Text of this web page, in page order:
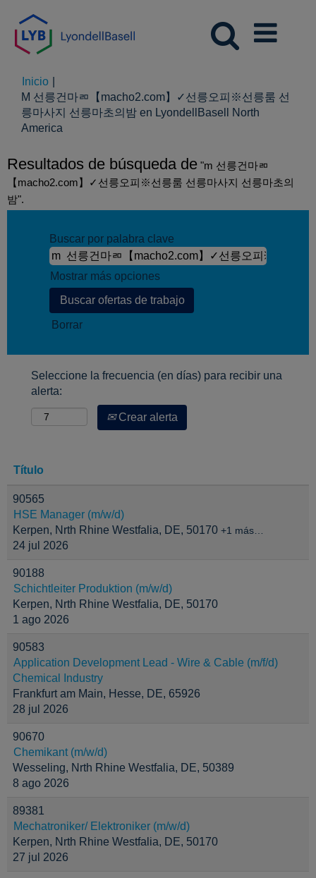
Inicio
M 선릉건마ㄻ【macho2.com】✓선릉오피※선릉룸 선
릉마사지 선릉마초의밤 en LyondellBasell North
America
Resultados de búsqueda de "m 선릉건마ㄻ
【macho2.com】✓선릉오피※선릉룸 선릉마사지 선릉마초의
밤".
Buscar por palabra clave
Mostrar más opciones
Borrar
Seleccione la frecuencia (en días) para recibir una
alerta:
Crear alerta
Título
90565
HSE Manager (m/w/d)
Kerpen, Nrth Rhine Westfalia, DE, 50170 +1 más…
24 jul 2026
90188
Schichtleiter Produktion (m/w/d)
Kerpen, Nrth Rhine Westfalia, DE, 50170
1 ago 2026
90583
Application Development Lead - Wire & Cable (m/f/d)
Chemical Industry
Frankfurt am Main, Hesse, DE, 65926
28 jul 2026
90670
Chemikant (m/w/d)
Wesseling, Nrth Rhine Westfalia, DE, 50389
8 ago 2026
89381
Mechatroniker/ Elektroniker (m/w/d)
Kerpen, Nrth Rhine Westfalia, DE, 50170
27 jul 2026